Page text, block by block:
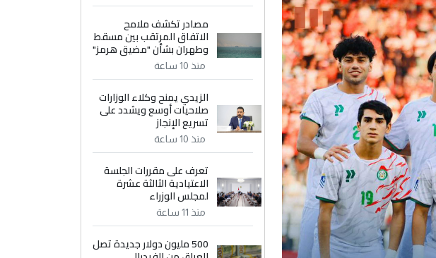
مصادر تكشف ملامح
الاتفاق المرتقب بين مسقط
وطهران بشأن "مضيق هرمز"
منذ 10 ساعة
الزيدي يمنح وكلاء الوزارات
صلاحيات أوسع ويشدد على
تسريع الإنجاز
منذ 10 ساعة
تعرف على مقررات الجلسة
الاعتيادية الثالثة عشرة
لمجلس الوزراء
منذ 11 ساعة
500 مليون دولار جديدة تصل